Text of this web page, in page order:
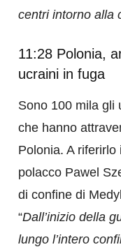
centri intorno alla
11:28 Polonia,
ucraini in fuga
Sono 100 mila gli
che hanno
Polonia. A riferirlo
polacco Pawel
di confine di
“Dall’inizio della
lungo l’intero